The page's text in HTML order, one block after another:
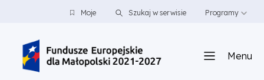
PRZEJDŹ DO TREŚCI
PRZEJDŹ DO MENUMoje Szukaj w serwisie Programy
Menu